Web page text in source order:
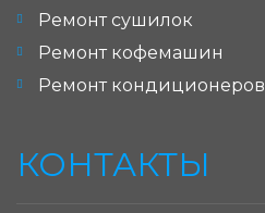
Ремонт сушилок
Ремонт кофемашин
Ремонт кондиционеров
КОНТАКТЫ